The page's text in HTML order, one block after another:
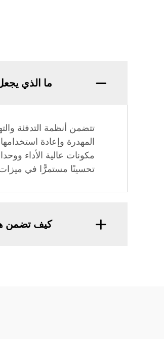
ما الذي
المهدرة وإعادة
تحسينًا مستمرًّا في ميزات
كيف تضمن